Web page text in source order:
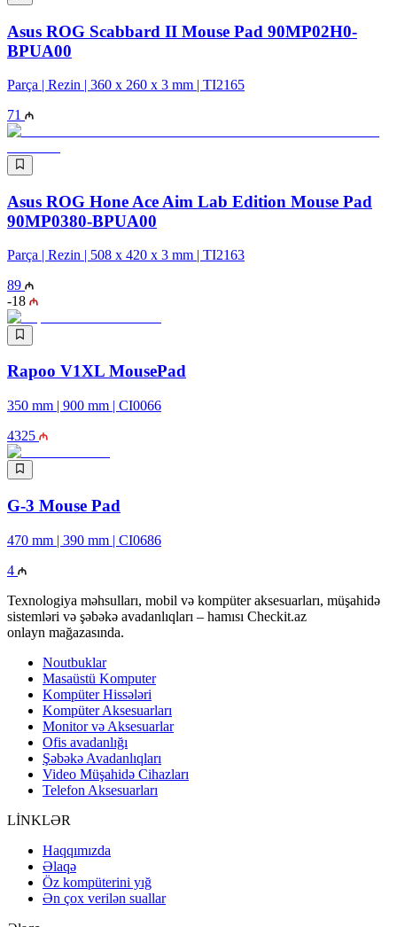
Asus ROG Scabbard II Mouse Pad 90MP02H0-
BPUA00
Parça | Rezin | 360 x 260 x 3 mm | TI2165
71
Asus ROG Hone Ace Aim Lab Edition Mouse Pad
90MP0380-BPUA00
Parça | Rezin | 508 x 420 x 3 mm | TI2163
89
-18
Rapoo V1XL MousePad
350 mm | 900 mm | CI0066
4325
G-3 Mouse Pad
470 mm | 390 mm | CI0686
4
Texnologiya məhsulları, mobil və kompüter aksesuarları, müşahidə
sistemləri və şəbəkə avadanlıqları – hamısı Checkit.az
onlayn mağazasında.
Noutbuklar
Masaüstü Komputer
Kompüter Hissələri
Kompüter Aksesuarları
Monitor və Aksesuarlar
Ofis avadanlığı
Şəbəkə Avadanlıqları
Video Müşahidə Cihazları
Telefon Aksesuarları
LİNKLƏR
Haqqımızda
Əlaqə
Öz kompüterini yığ
Ən çox verilən suallar